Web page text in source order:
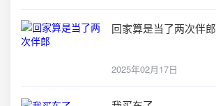
回家算是当了两次伴郎
2025年02月17日